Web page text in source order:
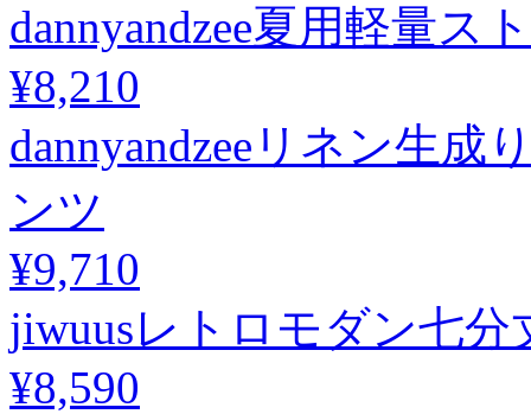
dannyandzee夏用軽量ス
¥8,210
dannyandzeeリネン生
ンツ
¥9,710
jiwuusレトロモダン七
¥8,590